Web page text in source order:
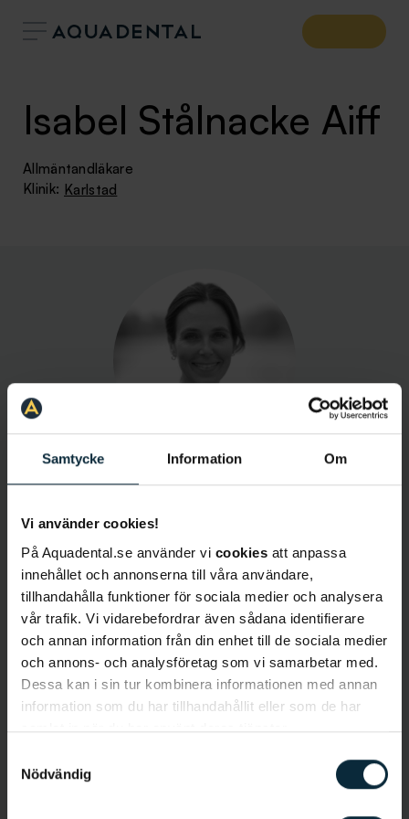
Samtycke Information Om
Vi använder cookies!
På Aquadental.se använder vi cookies att anpassa
innehållet och annonserna till våra användare,
tillhandahålla funktioner för sociala medier och analysera
vår trafik. Vi vidarebefordrar även sådana identifierare
och annan information från din enhet till de sociala medier
och annons- och analysföretag som vi samarbetar med.
Dessa kan i sin tur kombinera informationen med annan
information som du har tillhandahållit eller som de har
samlat in när du har använt deras tjänster.
Nödvändig
Isabel Stålnacke Aiff
Allmäntandläkare
Klinik: Karlstad
Språk: Svenska, engelska, nederländska
Behandlingar: Basundersökning, lagningar,
rotfyllningar, tandvårdsrädsla, kronor, broar,
implantat, tandblekning, bettskenor,
akutbehandlingar
Bakgrund
år. Hon studerade och tog sin examen i Malmö.